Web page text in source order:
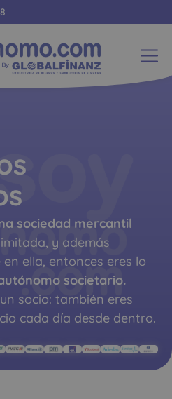
sociedad mercantil
y además
ella, entonces eres lo
societario.
socio: también eres
cada día desde dentro.